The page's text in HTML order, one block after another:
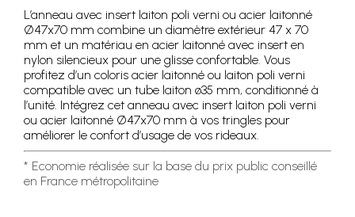
L’anneau avec insert laiton poli verni ou acier laitonné
Ø47x70 mm combine un diamètre extérieur 47 x 70
mm et un matériau en acier laitonné avec insert en
nylon silencieux pour une glisse confortable. Vous
profitez d’un coloris acier laitonné ou laiton poli verni
compatible avec un tube laiton ø35 mm, conditionné à
l’unité. Intégrez cet anneau avec insert laiton poli verni
ou acier laitonné Ø47x70 mm à vos tringles pour
améliorer le confort d’usage de vos rideaux.
* Economie réalisée sur la base du prix public conseillé
en France métropolitaine